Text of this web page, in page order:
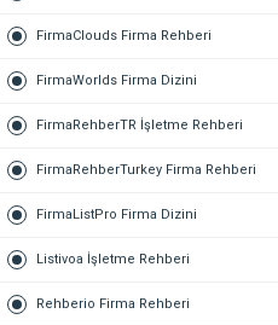
FirmaClouds Firma Rehberi
FirmaWorlds Firma Dizini
FirmaRehberTR İşletme Rehberi
FirmaRehberTurkey Firma Rehberi
FirmaListPro Firma Dizini
Listivoa İşletme Rehberi
Rehberio Firma Rehberi